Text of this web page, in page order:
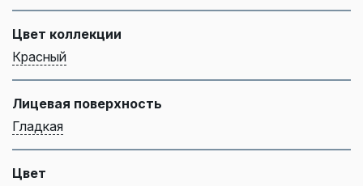
Цвет коллекции
Красный
Лицевая поверхность
Гладкая
Цвет